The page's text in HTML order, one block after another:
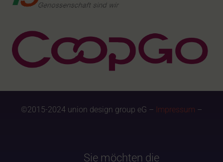
©2015-2024 union design group eG – Impressum –
Sie möchten die